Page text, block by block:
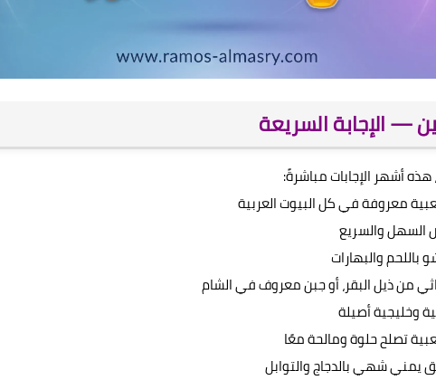
— الإجابة السريعة
أشهر الإجابات مباشرةً:
معروفة في كل البيوت العربية
والسريع
والبهارات
من ذيل البقر، أو جبن معروف في الشام
وخليجية أصيلة
تصلح حلوة ومالحة معًا
شهي بالدجاج والتوابل